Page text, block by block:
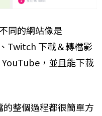
同的網站像是
Twitch 下載＆轉檔影
，並且能下載
整個過程都很簡單方